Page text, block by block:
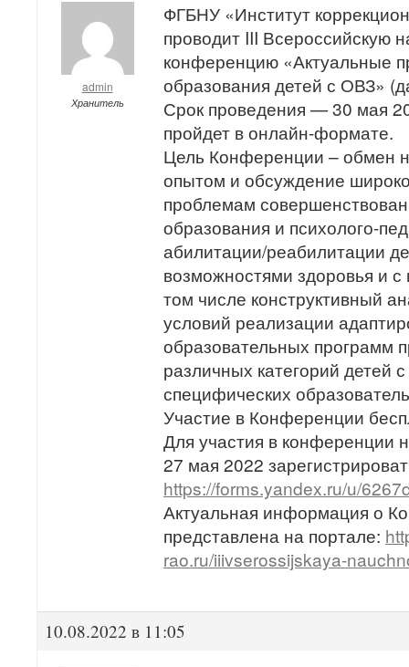
admin
Хранитель
ФГБНУ «Институт
проводит III Всероссийскую
конференцию «Актуальные
образования детей с ОВЗ»
Срок проведения — 30 мая
пройдет в онлайн-формате.
Цель Конференции – обмен
опытом и обсуждение
проблемам
образования и психолого-
абилитации/реабилитации
возможностями здоровья и
том числе конструктивный
условий реализации
образовательных программ
различных категорий детей
специфических
Участие в Конференции
Для участия в конференции
27 мая 2022
https://forms.yandex.ru/u/
Актуальная информация о
представлена на портале:
rao.ru/iiivserossijskaya-
10.08.2022 в 11:05